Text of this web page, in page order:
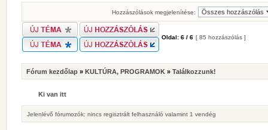
Hozzászólások megjelenítése:
Oldal: 6 / 6 [ 85 hozzászólás ]
Fórum kezdőlap » KULTÚRA, PROGRAMOK » Találkozzunk!
Ki van itt
Jelenlévő fórumozók: nincs regisztrált felhasználó valamint 1 vendég